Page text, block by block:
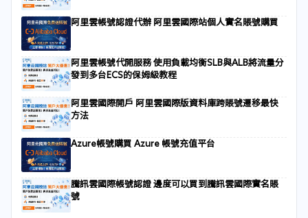
阿里雲帳號認證代辦 阿里雲國際站個人實名賬號購買
阿里雲帳號代開服務 使用負載均衡SLB與ALB將流量分
發到多台ECS的保姆級教程
阿里雲國際開戶 阿里雲國際版資料庫跨賬號遷移最快
方法
Azure帳號購買 Azure 帳號充值平台
騰訊雲國際帳號認證 邊度可以買到騰訊雲國際實名賬
號